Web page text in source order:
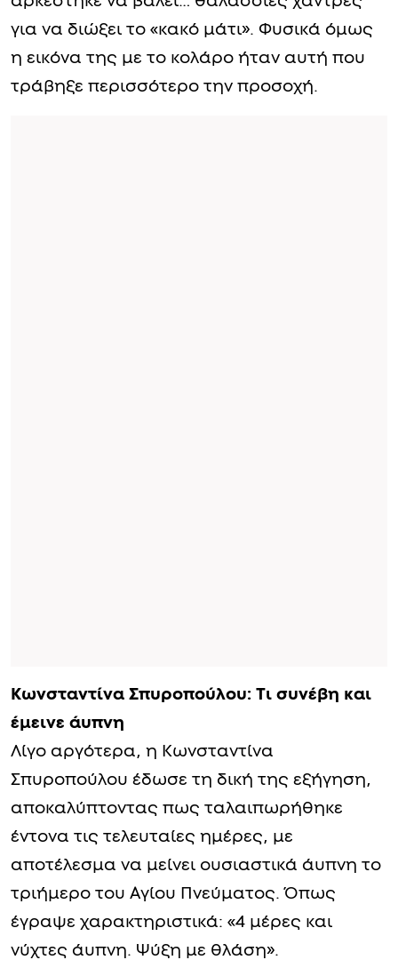
για να διώξει το «κακό μάτι». Φυσικά όμως
η εικόνα της με το κολάρο ήταν αυτή που
τράβηξε περισσότερο την προσοχή.
Κωνσταντίνα Σπυροπούλου: Τι συνέβη και
έμεινε άυπνη
Λίγο αργότερα, η Κωνσταντίνα
Σπυροπούλου έδωσε τη δική της εξήγηση,
αποκαλύπτοντας πως ταλαιπωρήθηκε
έντονα τις τελευταίες ημέρες, με
αποτέλεσμα να μείνει ουσιαστικά άυπνη το
τριήμερο του Αγίου Πνεύματος. Όπως
έγραψε χαρακτηριστικά: «4 μέρες και
νύχτες άυπνη. Ψύξη με θλάση».